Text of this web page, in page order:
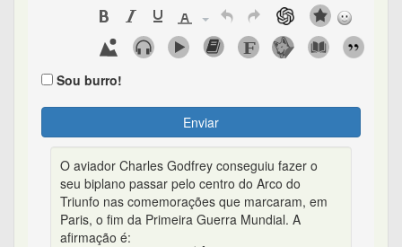
Sou burro!
Enviar
O aviador Charles Godfrey conseguiu fazer o
seu biplano passar pelo centro do Arco do
Triunfo nas comemorações que marcaram, em
Paris, o fim da Primeira Guerra Mundial. A
afirmação é: